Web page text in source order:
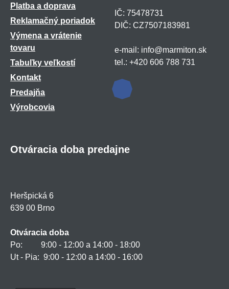
Platba a doprava
Reklamačný poriadok
Výmena a vrátenie
tovaru
Tabuľky veľkostí
Kontakt
Predajňa
Výrobcovia
IČ: 75478731
DIČ: CZ7507183981
e-mail: info@marmiton.sk
tel.: +420 606 788 731
Otváracia doba predajne
Heršpická 6
639 00 Brno
Otváracia doba
Po: 9:00 - 12:00 a 14:00 - 18:00
Ut - Pia: 9:00 - 12:00 a 14:00 - 16:00